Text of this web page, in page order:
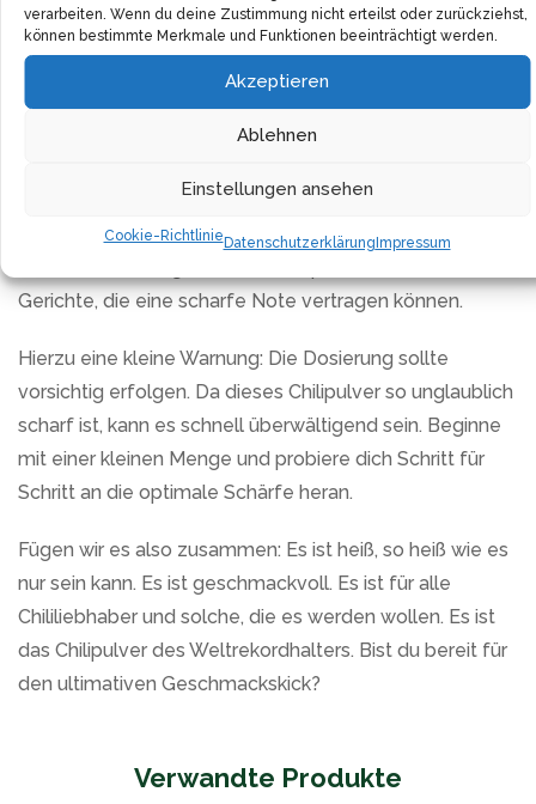
verarbeiten. Wenn du deine Zustimmung nicht erteilst oder zurückziehst,
können bestimmte Merkmale und Funktionen beeinträchtigt werden.
Akzeptieren
Ablehnen
Einstellungen ansehen
Cookie-RichtlinieDatenschutzerklärungImpressum
Auswahl und Verarbeitung der Chilis gewährleistet, dass
das volle Aroma erhalten bleibt. Du wirst eine
Geschmackstiefe erleben, die weit über die bloße
Schärfe hinausgeht.
Richtige für alle, die auf der Suche nach der ultimativen
Schärfe sind. Mit seiner intensiven Würze und einem
Gerichte, die eine scharfe Note vertragen können.
Hierzu eine kleine Warnung: Die Dosierung sollte
vorsichtig erfolgen. Da dieses Chilipulver so unglaublich
scharf ist, kann es schnell überwältigend sein. Beginne
mit einer kleinen Menge und probiere dich Schritt für
Schritt an die optimale Schärfe heran.
Fügen wir es also zusammen: Es ist heiß, so heiß wie es
nur sein kann. Es ist geschmackvoll. Es ist für alle
Chililiebhaber und solche, die es werden wollen. Es ist
das Chilipulver des Weltrekordhalters. Bist du bereit für
den ultimativen Geschmackskick?
Verwandte Produkte